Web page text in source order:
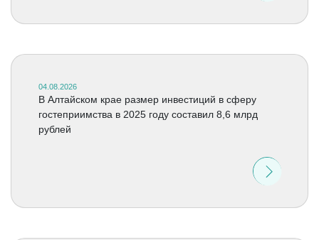
04.08.2026
В Алтайском крае размер инвестиций в сферу
гостеприимства в 2025 году составил 8,6 млрд
рублей